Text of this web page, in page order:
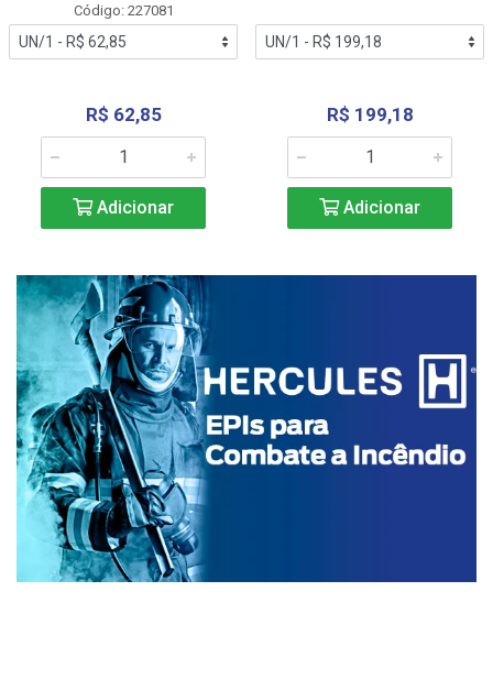
Código: 227081
R$ 62,85
Adicionar
R$ 199,18
Adicionar